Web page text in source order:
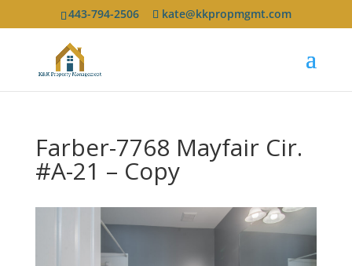
443-794-2506 kate@kkpropmgmt.com
Farber-7768 Mayfair Cir.
#A-21 – Copy